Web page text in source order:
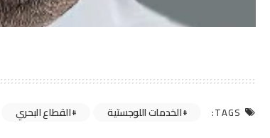
TAGS: الخدمات اللوجستية القطاع البحري